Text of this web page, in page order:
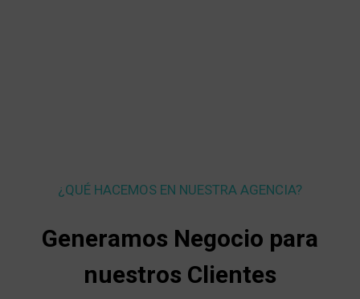
¿QUÉ HACEMOS EN NUESTRA AGENCIA?
Generamos Negocio para
nuestros Clientes